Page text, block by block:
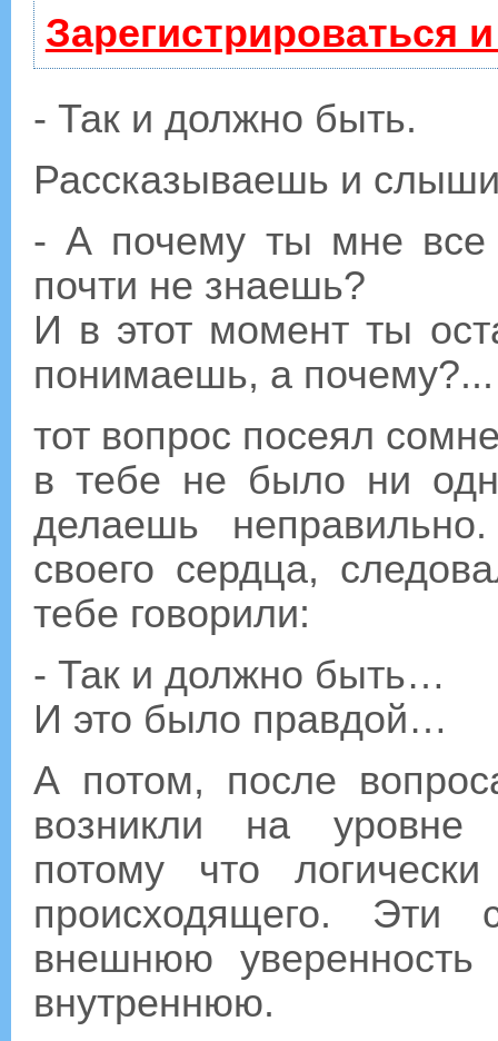
Зарегистрироваться
- Так и должно быть.
Рассказываешь и
- А почему ты мне все
почти не знаешь?
И в этот момент ты
понимаешь, а почему?...
тот вопрос посеял
в тебе не было ни
делаешь
своего сердца,
тебе говорили:
- Так и должно быть…
И это было правдой…
А потом, после
возникли на уровне
потому что
происходящего. Эти
внешнюю
внутреннюю.